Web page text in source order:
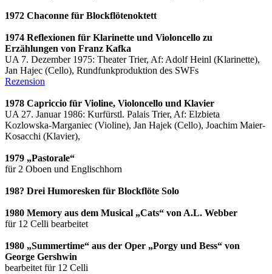
1972 Chaconne für Blockflötenoktett
1974 Reflexionen für Klarinette und Violoncello zu
Erzählungen von Franz Kafka
UA 7. Dezember 1975: Theater Trier, Af: Adolf Heinl (Klarinette),
Jan Hajec (Cello), Rundfunkproduktion des SWFs
Rezension
1978 Capriccio für Violine, Violoncello und Klavier
UA 27. Januar 1986: Kurfürstl. Palais Trier, Af: Elzbieta
Kozlowska-Marganiec (Violine), Jan Hajek (Cello), Joachim Maier-
Kosacchi (Klavier),
1979 „Pastorale“
für 2 Oboen und Englischhorn
198? Drei Humoresken für Blockflöte Solo
1980 Memory aus dem Musical „Cats“ von A.L. Webber
für 12 Celli bearbeitet
1980 „Summertime“ aus der Oper „Porgy und Bess“ von
George Gershwin
bearbeitet für 12 Celli